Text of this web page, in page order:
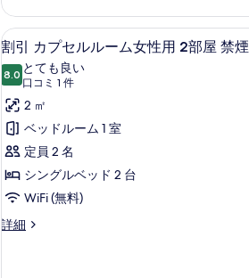
る
部
屋
禁
煙
の
す
べ
て
の
写
ム
男
性
用
2
部
屋
禁
煙
の
詳
割
引
カ
プ
セ
ル
ル
ー
ム
8
割引 カプセルルーム女性用 2部屋 禁煙
8.010 点中 8.0
とても良い
口コミ 1 件
(口
コ
ミ
1
件)
2 ㎡
ベッドルーム 1 室
定員 2 名
シングルベッド 2 台
WiFi (無料)
詳細
割